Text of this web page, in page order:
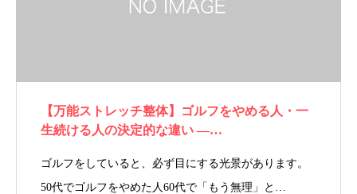
【万能ストレッチ整体】ゴルフをやめる人・一
生続ける人の決定的な違い ―…
ゴルフをしていると、必ず目にする光景があります。
50代でゴルフをやめた人60代で「もう無理」と…